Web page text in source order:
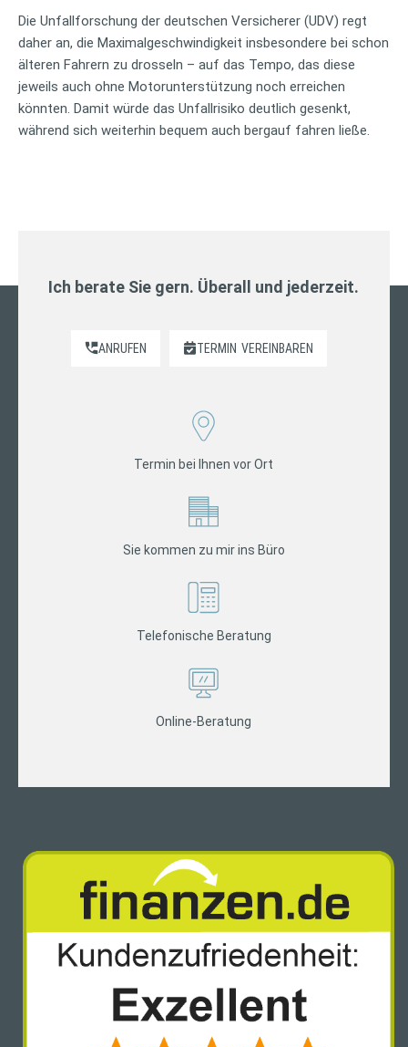
Die Unfallforschung der deutschen Versicherer (UDV) regt
daher an, die Maximalgeschwindigkeit insbesondere bei schon
älteren Fahrern zu drosseln – auf das Tempo, das diese
jeweils auch ohne Motorunterstützung noch erreichen
könnten. Damit würde das Unfallrisiko deutlich gesenkt,
während sich weiterhin bequem auch bergauf fahren ließe.
Ich berate Sie gern. Überall und jederzeit.
ANRUFEN TERMIN VEREINBAREN
Termin bei Ihnen vor Ort
Sie kommen zu mir ins Büro
Telefonische Beratung
Online-Beratung